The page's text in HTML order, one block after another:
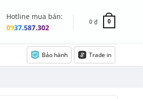
Hotline mua bán:
0937.587.302
0₫ 0
Bảo hành Trade in